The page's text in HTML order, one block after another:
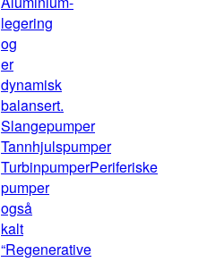
legering
og
er
dynamisk
balansert.
Slangepumper
Tannhjulspumper
TurbinpumperPeriferiske
pumper
også
kalt
“Regenerative